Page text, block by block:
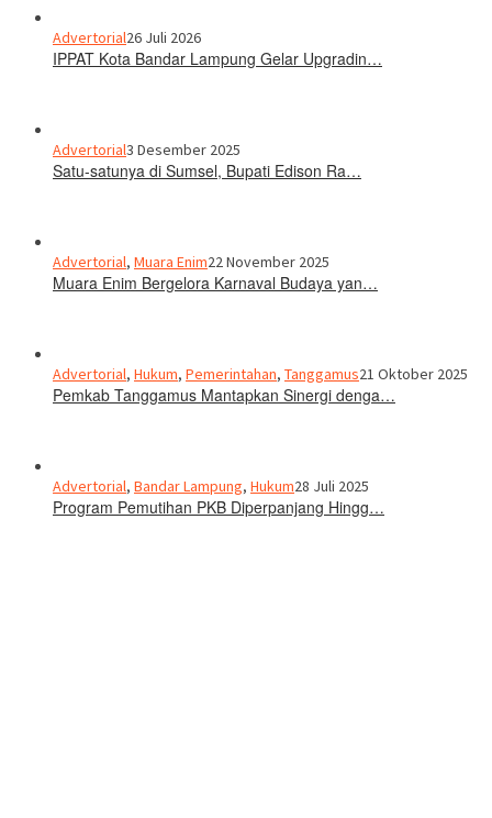
Advertorial26 Juli 2026
IPPAT Kota Bandar Lampung Gelar Upgradin…
Advertorial3 Desember 2025
Satu-satunya di Sumsel, Bupati Edison Ra…
Advertorial, Muara Enim22 November 2025
Muara Enim Bergelora Karnaval Budaya yan…
Advertorial, Hukum, Pemerintahan, Tanggamus21 Oktober 2025
Pemkab Tanggamus Mantapkan Sinergi denga…
Advertorial, Bandar Lampung, Hukum28 Juli 2025
Program Pemutihan PKB Diperpanjang Hingg…